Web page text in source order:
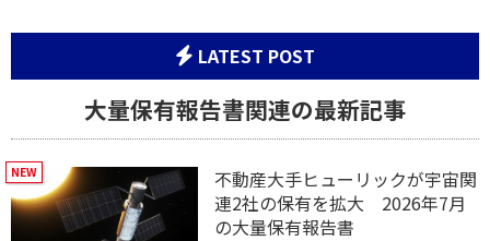
LATEST POST
大量保有報告書関連の最新記事
不動産大手ヒューリックが宇宙関
連2社の保有を拡大 2026年7月
の大量保有報告書